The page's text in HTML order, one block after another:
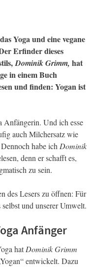
Yoga und eine vegane
Erfinder dieses
Dominik Grimm, hat
in einem Buch
und finden: Yogan ist
Anfängerin. Und ich esse
auch Milchersatz wie
habe ich Dominik
denn er schafft es,
zu sein.
des Lesers zu öffnen: Für
und unserer Umwelt.
Anfänger
hatDominik Grimm
entwickelt. Dazu